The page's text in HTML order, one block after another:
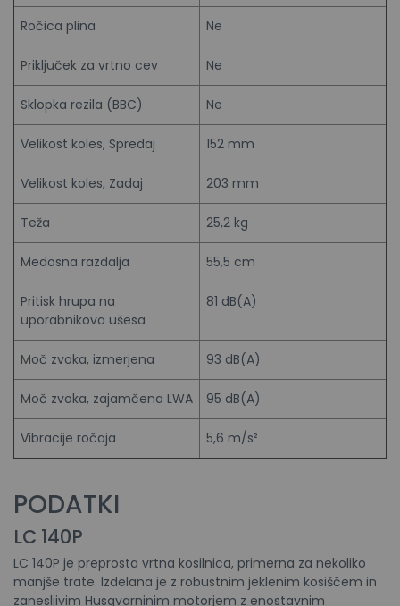
Ročica plina Ne
Priključek za vrtno cev Ne
Sklopka rezila (BBC) Ne
Velikost koles, Spredaj 152 mm
Velikost koles, Zadaj 203 mm
Teža 25,2 kg
Medosna razdalja 55,5 cm
Pritisk hrupa na
uporabnikova ušesa
81 dB(A)
Moč zvoka, izmerjena 93 dB(A)
Moč zvoka, zajamčena LWA 95 dB(A)
Vibracije ročaja 5,6 m/s²
PODATKI
LC 140P
LC 140P je preprosta vrtna kosilnica, primerna za nekoliko
manjše trate. Izdelana je z robustnim jeklenim kosiščem in
zanesljivim Husqvarninim motorjem z enostavnim